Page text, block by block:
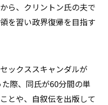
ら、クリントン氏の夫で
を習い政界復帰を目指す
ックススキャンダルが
際、同氏が60分間の単
とや、自叙伝を出版して